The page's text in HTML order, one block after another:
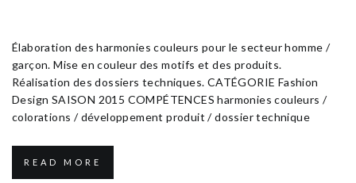
Élaboration des harmonies couleurs pour le secteur homme /
garçon. Mise en couleur des motifs et des produits.
Réalisation des dossiers techniques. CATÉGORIE Fashion
Design SAISON 2015 COMPÉTENCES harmonies couleurs /
colorations / développement produit / dossier technique
READ MORE